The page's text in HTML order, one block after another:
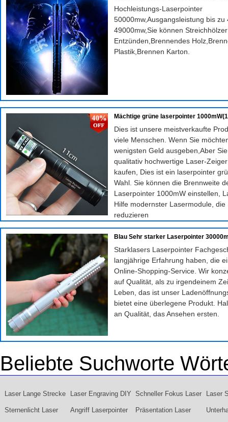
Hochleistungs-Laserpointer
50000mw,Ausgangsleistung bis zu
49000mw,Sie können Streichhölzer
Entzünden,Brennendes
Plastik,Brennen Karton.
Mächtige grüne laserpointer
Dies ist unsere meistverkaufte
viele Menschen. Wenn Sie
wenigsten Geld ausgeben,Aber
qualitativ hochwertige Laser-
kaufen, Dies ist ein laserpointer
Wahl. Sie können die Brennweite
Laserpointer 1000mW einstellen,
Hilfe modernster Lasermodule, die
reduzieren
Blau Sehr starker Laserpointer
Starklasers Laserpointer
langjährige Erfahrung haben, die
Online-Shopping-Service. Wir
auf Qualität, als zu irgendeinem
Leben, das ist unser
bietet eine überlegene Produkt.
an Qualität, das Ansehen ersten.
Beliebte Suchworte
Laser Lange Strecke
Sternenlicht Laser
Laser Engraving DIY
Angriff Laserpointer
Schneller Fokus Laser
Präsentation Laser
Laser